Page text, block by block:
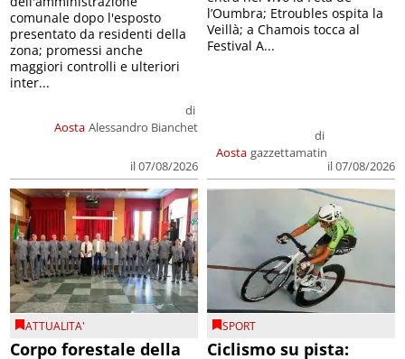
Aosta
di
Alessandro Bianchet
il 07/08/2026
comunale dopo l'esposto
presentato da residenti della
zona; promessi anche
maggiori controlli e ulteriori
inter...
Aosta
di
gazzettamatin
il 07/08/2026
l’Oumbra; Etroubles ospita la
Veillà; a Chamois tocca al
Festival A...
ATTUALITA'
Corpo forestale della
SPORT
Ciclismo su pista: